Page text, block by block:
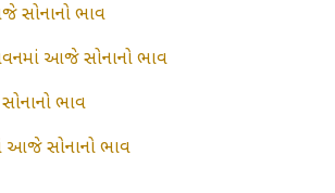
સોનાનો ભાવ
આજે સોનાનો ભાવ
ભાવ
આજે સોનાનો ભાવ